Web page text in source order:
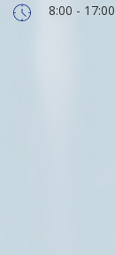
8:00 - 17:00